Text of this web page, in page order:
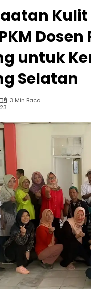
Kulit
untuk
Selatan
3 Min Baca